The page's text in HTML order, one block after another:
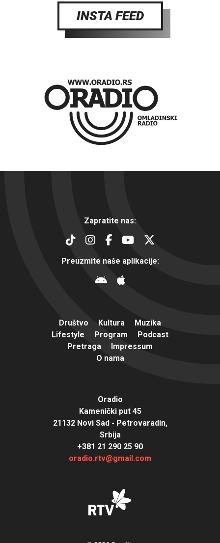
INSTA FEED
Zapratite nas:
Preuzmite naše aplikacije:
Društvo Kultura
Muzika
Lifestyle
Program
Podcast
Pretraga
Impressum
O nama
Oradio
Kamenički put 45
21132 Novi Sad - Petrovaradin,
Srbija
+381 21 290 25 90
oradio.rtv@gmail.com